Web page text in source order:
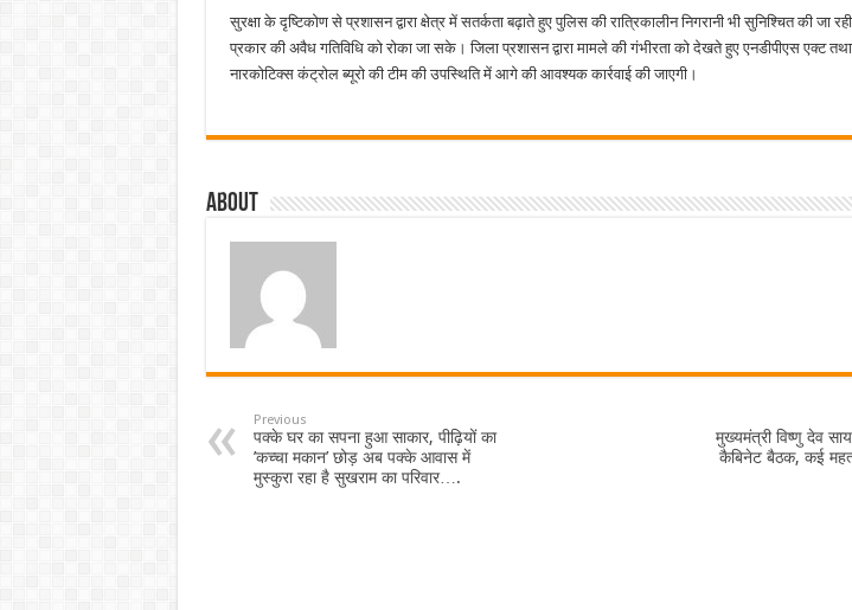
संयुक्त
कार्रवाई….
सुरक्षा के दृष्टिकोण से प्रशासन द्वारा क्षेत्र में सतर्कता बढ़ाते हुए पुलिस की रात्रिकालीन निगरानी भी सुनिश्चित की जा
प्रकार की अवैध गतिविधि को रोका जा सके। जिला प्रशासन द्वारा मामले की गंभीरता को देखते हुए एनडीपीएस एक्ट
नारकोटिक्स कंट्रोल ब्यूरो की टीम की उपस्थिति में आगे की आवश्यक कार्रवाई की जाएगी।
About
Previous
पक्के घर का सपना हुआ साकार, पीढ़ियों का
’कच्चा मकान’ छोड़ अब पक्के आवास में
मुस्कुरा रहा है सुखराम का परिवार….
मुख्यमंत्री विष्णु देव
कैबिनेट बैठक, कई